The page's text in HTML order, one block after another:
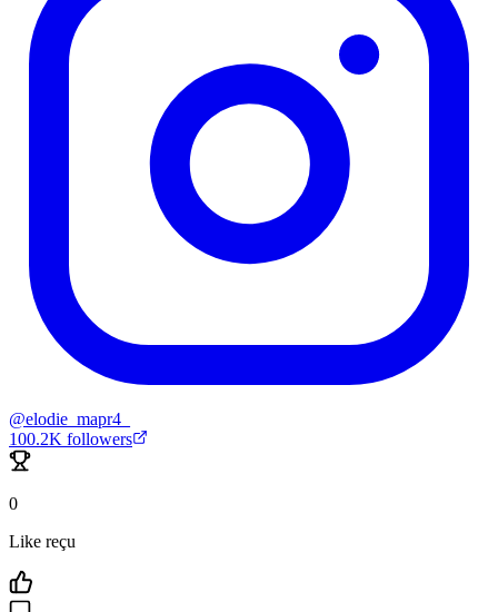
@elodie_mapr4_
100.2K followers
0
Like reçu